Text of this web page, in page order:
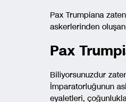
Pax Trumpiana
askerlerinden
Pax
Biliyorsunuzdur
İmparatorluğunun
eyaletleri,